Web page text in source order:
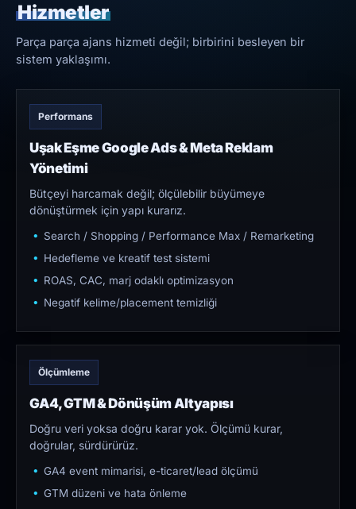
Hizmetler
Parça parça ajans hizmeti değil; birbirini besleyen bir
sistem yaklaşımı.
Performans
Uşak Eşme Google Ads & Meta Reklam
Yönetimi
Bütçeyi harcamak değil; ölçülebilir büyümeye
dönüştürmek için yapı kurarız.
Search / Shopping / Performance Max / Remarketing
Hedefleme ve kreatif test sistemi
ROAS, CAC, marj odaklı optimizasyon
Negatif kelime/placement temizliği
Ölçümleme
GA4, GTM & Dönüşüm Altyapısı
Doğru veri yoksa doğru karar yok. Ölçümü kurar,
doğrular, sürdürürüz.
GA4 event mimarisi, e-ticaret/lead ölçümü
GTM düzeni ve hata önleme